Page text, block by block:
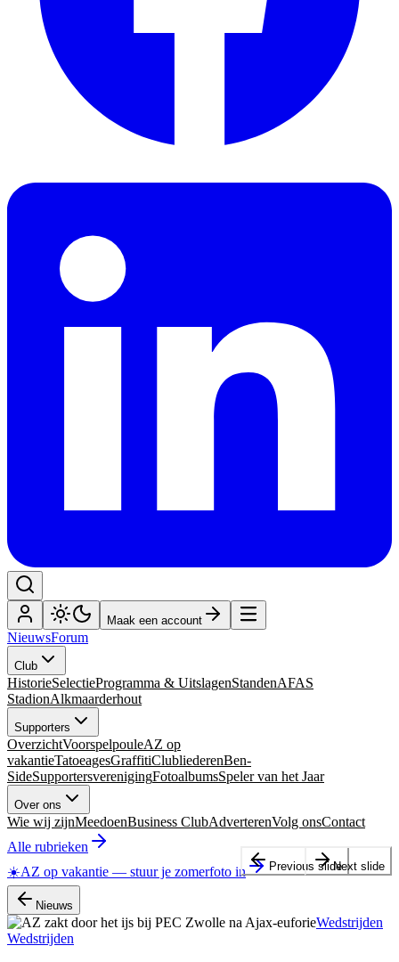
Maak een account
NieuwsForum
Club
HistorieSelectieProgramma & UitslagenStandenAFAS
StadionAlkmaarderhout
Supporters
OverzichtVoorspelpouleAZ op
vakantieTatoeagesGraffitiClubliederenBen-
SideSupportersverenigingFotoalbumsSpeler van het Jaar
Over ons
Wie wij zijnMeedoenBusiness ClubAdverterenVolg onsContact
Alle rubrieken
☀️AZ op vakantie — stuur je zomerfoto in
Nieuws
Wedstrijden
Wedstrijden
Previous slideNext slide